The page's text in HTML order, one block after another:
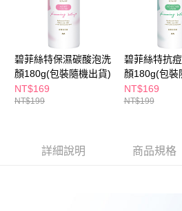
是否繳費成功／繳費後需取消欲退款等相關
客戶支援中心」https://
１．透過由恩沛科技股份有限公司提供之「
易，需依本服務之必要範圍內提供個人資料
權轉讓予恩沛科技股份有限公司。
２．關於個人資料處理事宜，請瀏覽以下網址
https://aftee.tw/terms/#terms3
４．使用「AFTEE先享後付」時，將依據個
５．嚴禁一人註冊多個帳號或使用他人資訊
恩沛科技股份有限公司將有權停止該用戶之
每筆NT$65，滿NT$490(含以上)免運費
7-11取貨付款
每筆NT$65，滿NT$490(含以上)免運費
付款後7-11取貨
每筆NT$65，滿NT$490(含以上)免運費
每筆NT$100，滿NT$790(含以上)免運費
碧菲絲特保濕碳酸泡洗
顏180g(包裝隨機出貨)
NT$169
NT$199
碧菲絲特抗
顏180g(包裝
NT$169
NT$199
詳細說明 商品規格